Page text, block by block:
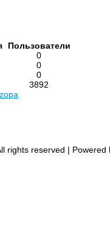
Пользователи
0
0
0
3892
zopa
rights reserved |